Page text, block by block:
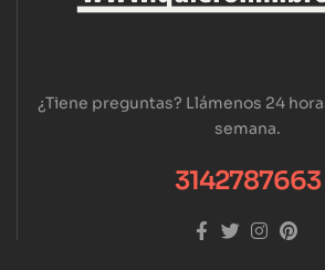
¿Tiene preguntas? Llámenos 24
semana.
3142787663